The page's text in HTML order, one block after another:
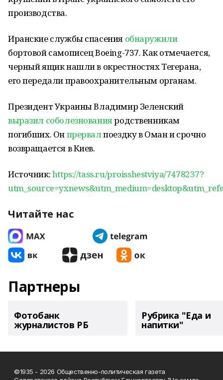
производства.
Иранские службы спасения обнаружили
бортовой самописец Boeing-737. Как отмечается,
черный ящик нашли в окрестностях Тегерана,
его передали правоохранительным органам.
Президент Украины Владимир Зеленский
выразил соболезнованияродственникам
погибших. Онпрервалпоездку в Оман и срочно
возвращается в Киев.
Источник:https://tass.ru/proisshestviya/7478237?
Читайте нас
Партнеры
Фотобанк
журналистов РБ
Рубрика "Еда и
напитки"
©1935 - 2026 Общественно-политическая газета